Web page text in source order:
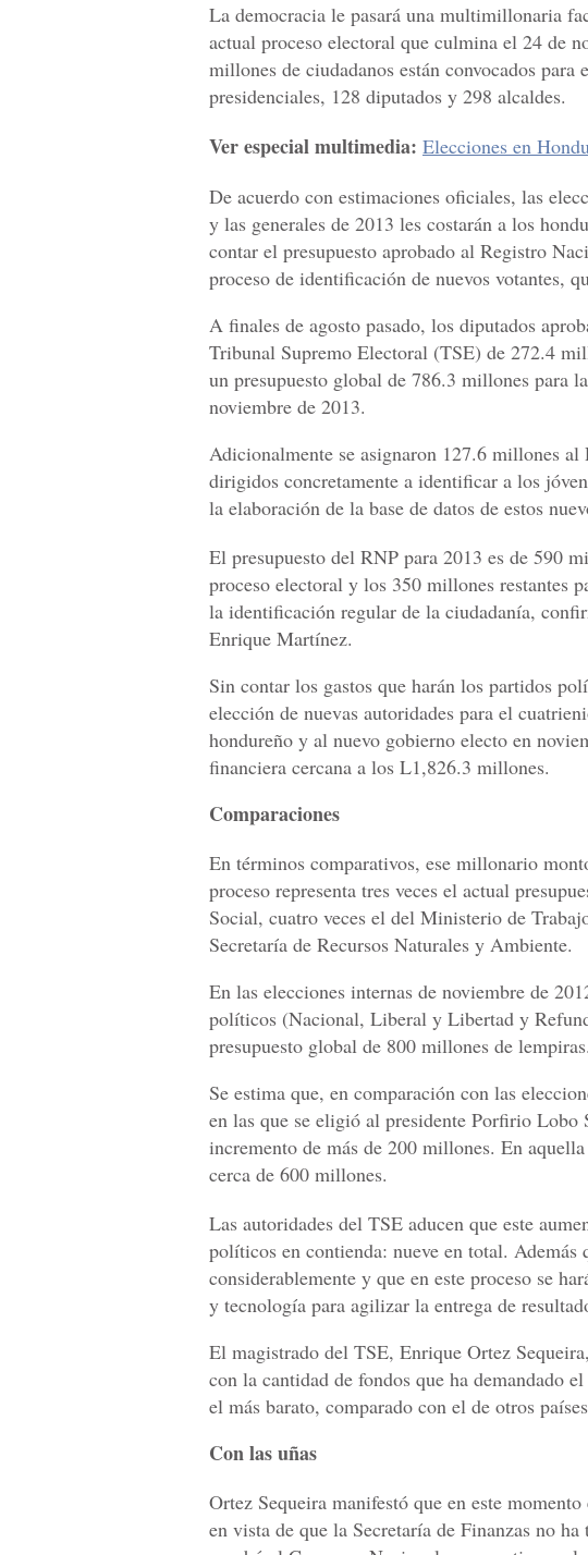
La democracia le pasará una multimillonaria
actual proceso electoral que culmina el 24 de
millones de ciudadanos están convocados para
presidenciales, 128 diputados y 298 alcaldes.
Ver especial multimedia: Elecciones en
De acuerdo con estimaciones oficiales, las
y las generales de 2013 les costarán a los
contar el presupuesto aprobado al Registro
proceso de identificación de nuevos votantes,
A finales de agosto pasado, los diputados
Tribunal Supremo Electoral (TSE) de 272.4
un presupuesto global de 786.3 millones para
noviembre de 2013.
Adicionalmente se asignaron 127.6 millones
dirigidos concretamente a identificar a los
la elaboración de la base de datos de estos
El presupuesto del RNP para 2013 es de 590
proceso electoral y los 350 millones restantes
la identificación regular de la ciudadanía,
Enrique Martínez.
Sin contar los gastos que harán los partidos
elección de nuevas autoridades para el
hondureño y al nuevo gobierno electo en
financiera cercana a los L1,826.3 millones.
Comparaciones
En términos comparativos, ese millonario
proceso representa tres veces el actual
Social, cuatro veces el del Ministerio de
Secretaría de Recursos Naturales y Ambiente.
En las elecciones internas de noviembre de
políticos (Nacional, Liberal y Libertad y
presupuesto global de 800 millones de lempiras.
Se estima que, en comparación con las
en las que se eligió al presidente Porfirio Lobo
incremento de más de 200 millones. En
cerca de 600 millones.
Las autoridades del TSE aducen que este
políticos en contienda: nueve en total. Además
considerablemente y que en este proceso se
y tecnología para agilizar la entrega de
El magistrado del TSE, Enrique Ortez
con la cantidad de fondos que ha demandado
el más barato, comparado con el de otros
Con las uñas
Ortez Sequeira manifestó que en este
en vista de que la Secretaría de Finanzas no